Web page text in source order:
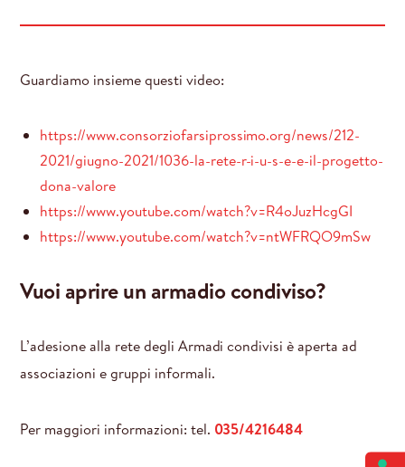
Guardiamo insieme questi video:
https://www.consorziofarsiprossimo.org/news/212-
2021/giugno-2021/1036-la-rete-r-i-u-s-e-e-il-progetto-
dona-valore
https://www.youtube.com/watch?v=R4oJuzHcgGI
https://www.youtube.com/watch?v=ntWFRQO9mSw
Vuoi aprire un armadio condiviso?
L’adesione alla rete degli Armadi condivisi è aperta ad
associazioni e gruppi informali.
Per maggiori informazioni: tel. 035/4216484